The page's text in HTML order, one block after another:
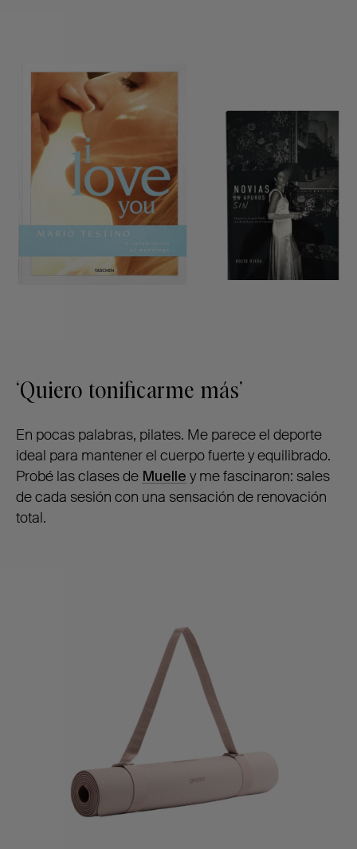
‘Quiero tonificarme más’
En pocas palabras, pilates. Me parece el deporte
ideal para mantener el cuerpo fuerte y equilibrado.
Probé las clases de Muelle y me fascinaron: sales
de cada sesión con una sensación de renovación
total.